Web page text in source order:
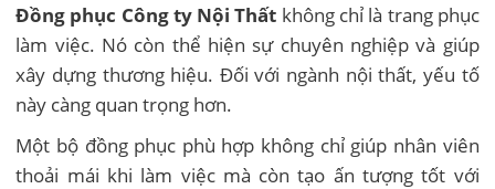
Đồng phục Công ty Nội Thất không chỉ là trang phục
làm việc. Nó còn thể hiện sự chuyên nghiệp và giúp
xây dựng thương hiệu. Đối với ngành nội thất, yếu tố
này càng quan trọng hơn.
Một bộ đồng phục phù hợp không chỉ giúp nhân viên
thoải mái khi làm việc mà còn tạo ấn tượng tốt với